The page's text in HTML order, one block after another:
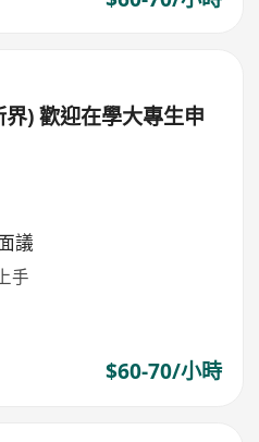
) 歡迎在學大專生申
議
手
$60-70/小時